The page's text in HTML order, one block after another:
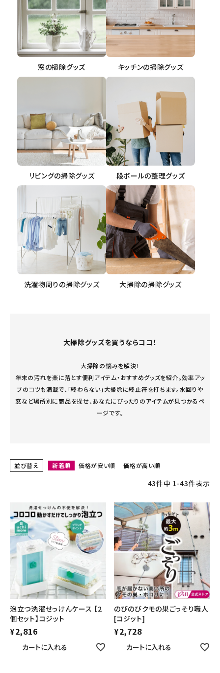
窓の掃除グッズ キッチンの掃除グッズ
リビングの掃除グッズ 段ボールの整理グッズ
洗濯物周りの掃除グッズ 大掃除の掃除グッズ
大掃除グッズを買うならココ！
大掃除の悩みを解決！
年末の汚れを楽に落とす便利アイテム・おすすめグッズを紹介。効率アッ
プのコツも満載で、「終わらない」大掃除に終止符を打ちます。水回りや
窓など場所別に商品を探せ、あなたにぴったりのアイテムが見つかるペ
ージです。
並び替え 新着順 価格が安い順 価格が高い順
43件中 1-43件表示
泡立つ洗濯せっけんケース 【2
個セット】コジット
¥2,816
カートに入れる
のびのびクモの巣ごっそり職人
[コジット]
¥2,728
カートに入れる